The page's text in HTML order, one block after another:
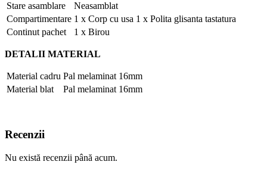
Stare asamblare
Neasamblat
Compartimentare 1 x Corp cu usa 1 x Polita glisanta tastatura
Continut pachet
1 x Birou
DETALII MATERIAL
Material cadru Pal melaminat 16mm
Material blat
Pal melaminat 16mm
Recenzii
Nu există recenzii până acum.